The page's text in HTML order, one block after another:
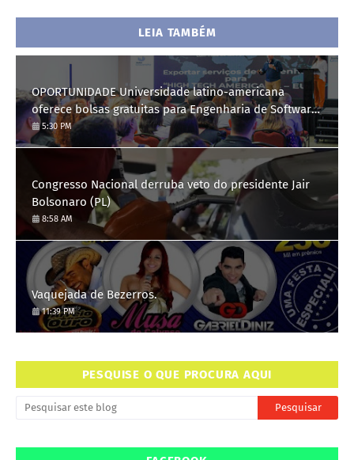
LEIA TAMBÉM
OPORTUNIDADE Universidade latino-americana
oferece bolsas gratuitas para Engenharia de Software;
saiba como se candidatar
5:30 PM
Congresso Nacional derruba veto do presidente Jair
Bolsonaro (PL)
8:58 AM
Vaquejada de Bezerros.
11:39 PM
PESQUISE O QUE PROCURA AQUI